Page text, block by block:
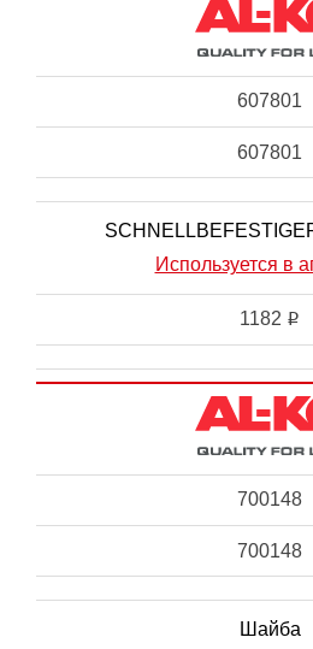
607801
607801
Используется в
1182 i
700148
700148
Шайба